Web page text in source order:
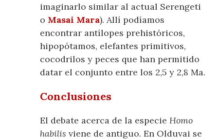
imaginarlo similar al actual Serengeti
o Masai Mara). Allí podíamos
encontrar antílopes prehistóricos,
hipopótamos, elefantes primitivos,
cocodrilos y peces que han permitido
datar el conjunto entre los 2,5 y 2,8 Ma.
Conclusiones
El debate acerca de la especieHomo
habilis viene de antiguo. En Olduvai se